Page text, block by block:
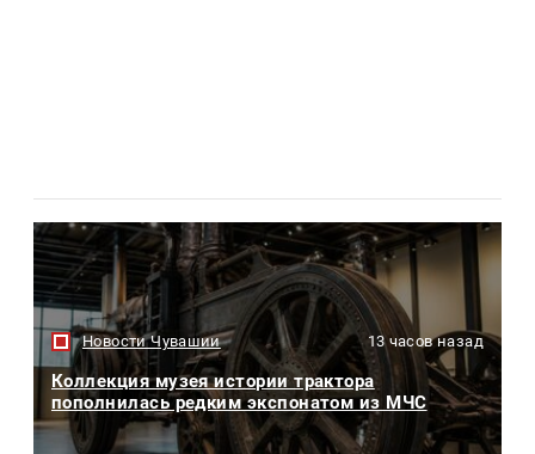
Новости Чувашии 13 часов назад
Коллекция музея истории трактора
пополнилась редким экспонатом из МЧС